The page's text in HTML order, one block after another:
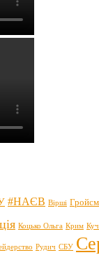
#НАЄВ Вірші
Коцько Ольга Крим
Рудич СБУ